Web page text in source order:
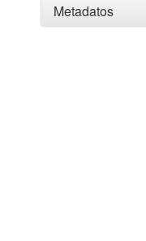
Metadatos